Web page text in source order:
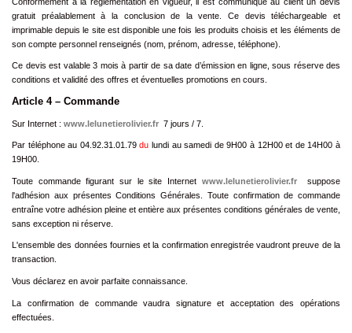
gratuit préalablement à la conclusion de la vente. Ce devis téléchargeable et
imprimable depuis le site est disponible une fois les produits choisis et les éléments de
son compte personnel renseignés (nom, prénom, adresse, téléphone).
Ce devis est valable 3 mois à partir de sa date d’émission en ligne, sous réserve des
conditions et validité des offres et éventuelles promotions en cours.
Article 4 – Commande
Sur Internet : www.lelunetierolivier.fr 7 jours / 7.
Par téléphone au 04.92.31.01.79du lundi au samedi de 9H00 à 12H00 et de 14H00 à
19H00.
Toute commande figurant sur le site Internet www.lelunetierolivier.fr
suppose
l'adhésion aux présentes Conditions Générales. Toute confirmation de commande
entraîne votre adhésion pleine et entière aux présentes conditions générales de vente,
sans exception ni réserve.
L'ensemble des données fournies et la confirmation enregistrée vaudront preuve de la
transaction.
Vous déclarez en avoir parfaite connaissance.
La confirmation de commande vaudra signature et acceptation des opérations
effectuées.